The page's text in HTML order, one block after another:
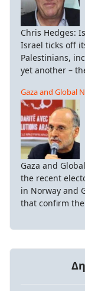
Chris Hedges:
Israel ticks off
Palestinians,
yet another –
Gaza and Global
Gaza and
the recent
in Norway and
that confirm